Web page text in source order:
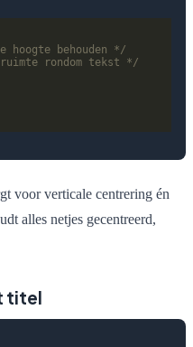
hoogte behouden */
rondom tekst */
voor verticale centrering én
alles netjes gecentreerd,
titel